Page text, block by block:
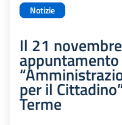
Notizie
Il 21
per il
Terme